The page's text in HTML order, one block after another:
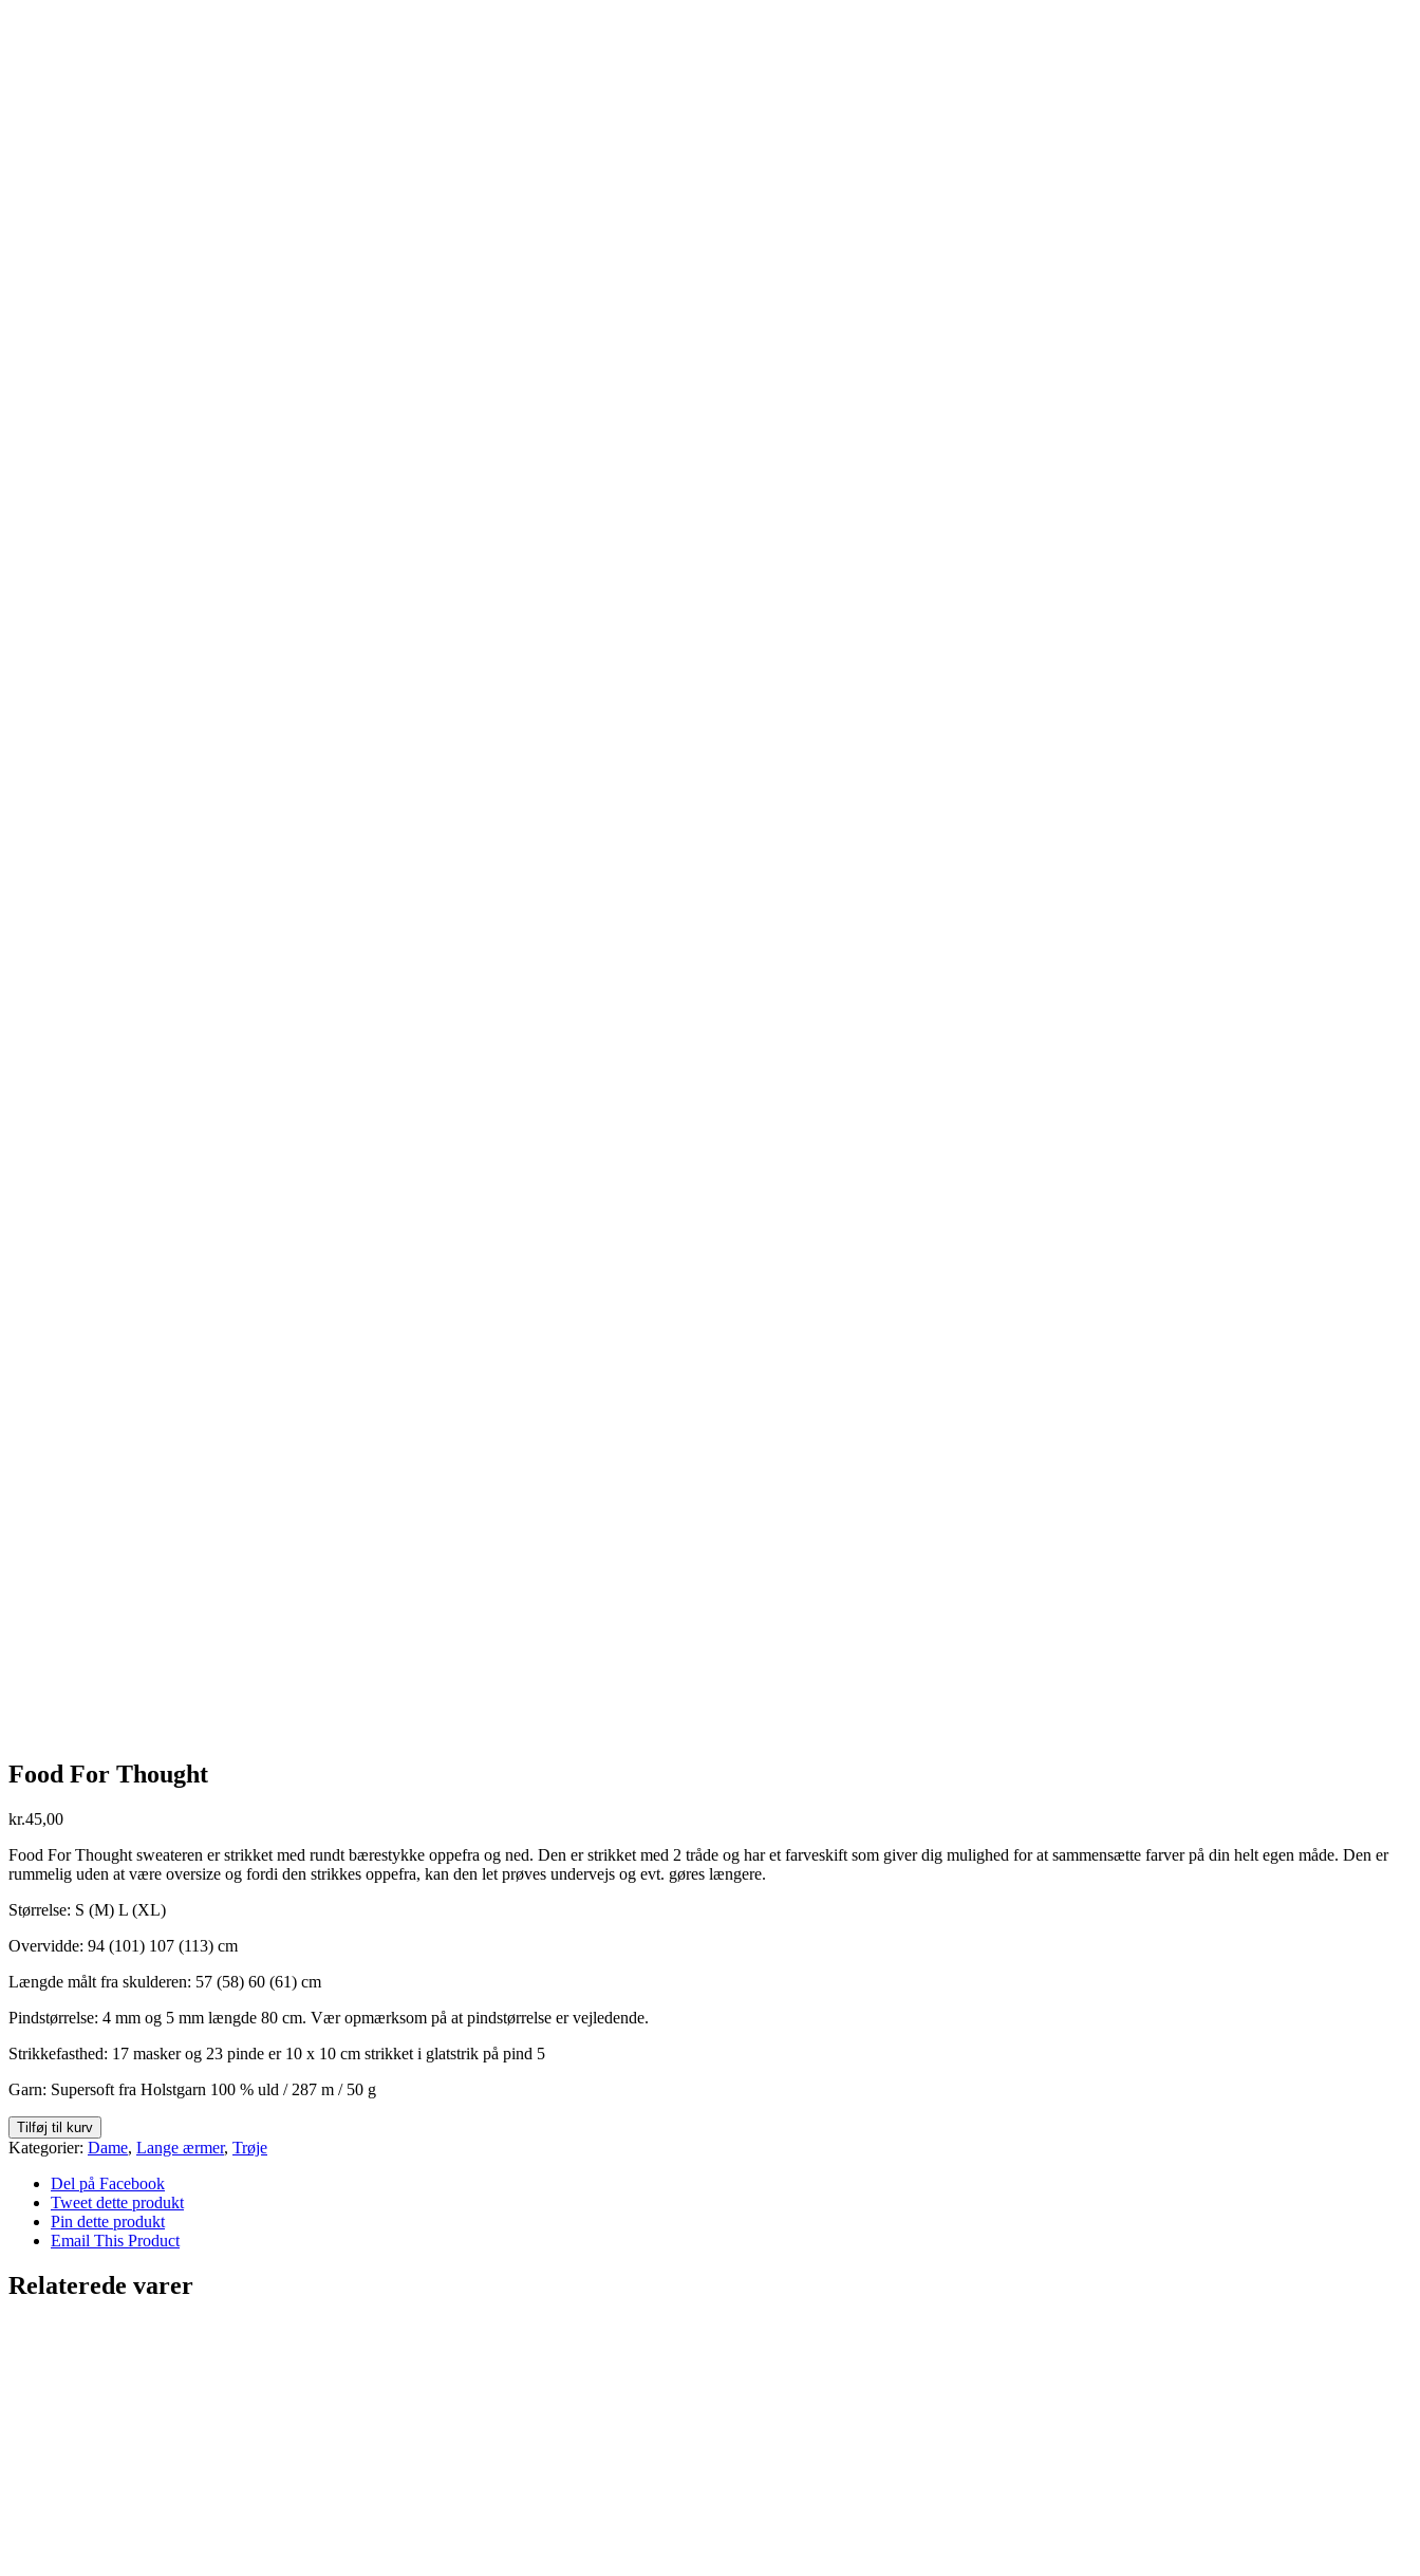
Food For Thought
kr.45,00
Food For Thought sweateren er strikket med rundt bærestykke oppefra og ned. Den er strikket med 2 tråde og har et farveskift som giver dig mulighed for at sammensætte farver på din helt egen måde. Den er
rummelig uden at være oversize og fordi den strikkes oppefra, kan den let prøves undervejs og evt. gøres længere.
Størrelse: S (M) L (XL)
Overvidde: 94 (101) 107 (113) cm
Længde målt fra skulderen: 57 (58) 60 (61) cm
Pindstørrelse: 4 mm og 5 mm længde 80 cm. Vær opmærksom på at pindstørrelse er vejledende.
Strikkefasthed: 17 masker og 23 pinde er 10 x 10 cm strikket i glatstrik på pind 5
Garn: Supersoft fra Holstgarn 100 % uld / 287 m / 50 g
Food
For
Thought
antal
Tilføj til kurv
Kategorier: Dame, Lange ærmer, Trøje
Del på Facebook
Tweet dette produkt
Pin dette produkt
Email This Product
Relaterede varer